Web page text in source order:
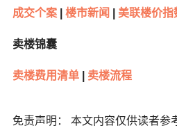
成交个案| 楼市新闻 美联楼价指
卖楼锦囊
卖楼费用清单| 卖楼流程
免责声明： 本文内容仅供读者参